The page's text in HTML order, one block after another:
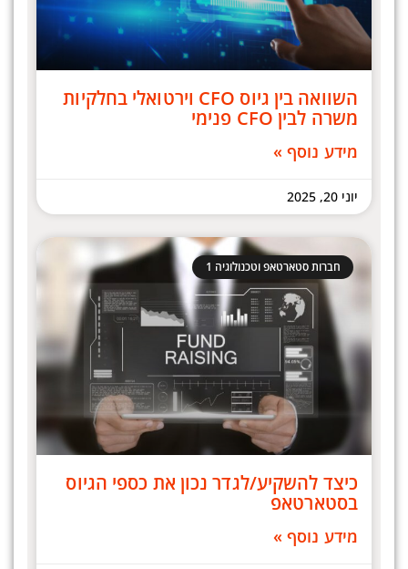
השוואה בין גיוס CFO וירטואלי בחלקיות
משרה לבין CFO פנימי
מידע נוסף »
יוני 20, 2025
חברות סטארטאפ וטכנולוגיה 1
כיצד להשקיע/לגדר נכון את כספי הגיוס
בסטארטאפ
מידע נוסף »